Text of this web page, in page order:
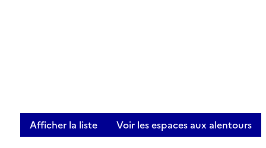
Afficher la liste Voir les espaces aux alentours